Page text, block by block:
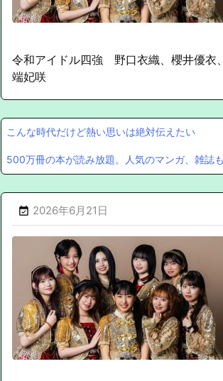
令和アイドル四強 野口衣織、櫻井優衣
端妃咲
こんな時代だけど熱い思いは絶対伝えたい
500万冊の本が読み放題。人気のマンガ、雑誌も
 2026年6月21日